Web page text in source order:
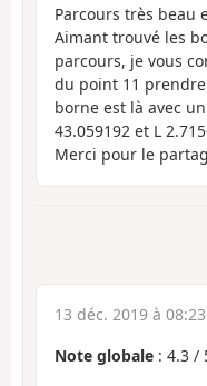
Parcours très beau
Aimant trouvé les
parcours, je vous
du point 11 prendre
borne est là avec
43.059192 et L
Merci pour le
13 déc. 2019 à 08:23
Note globale : 4.3 /